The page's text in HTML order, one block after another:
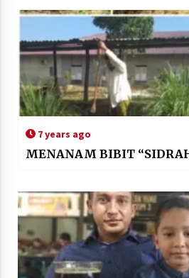
7 years ago
MENANAM BIBIT